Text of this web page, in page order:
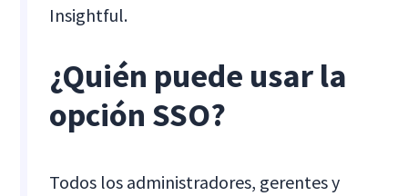
Insightful.
¿Quién puede usar la
opción SSO?
Todos los administradores, gerentes y